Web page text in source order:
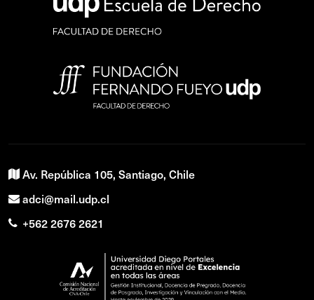
Av. República 105, Santiago, Chile
adci@mail.udp.cl
+562 2676 2621